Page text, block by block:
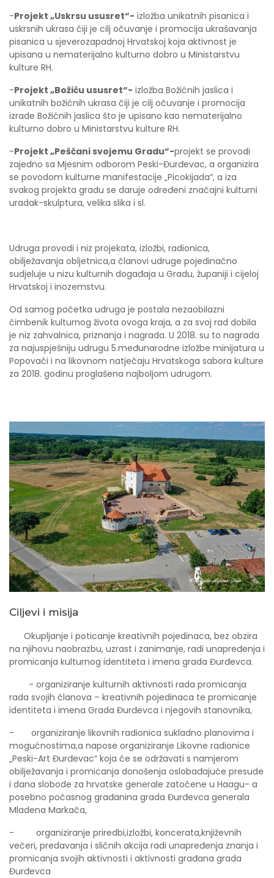
-Projekt „Uskrsu ususret“- izložba unikatnih pisanica i
uskrsnih ukrasa čiji je cilj očuvanje i promocija ukrašavanja
pisanica u sjeverozapadnoj Hrvatskoj koja aktivnost je
upisana u nematerijalno kulturno dobro u Ministarstvu
kulture RH.
-Projekt „Božiću ususret“- izložba Božićnih jaslica i
unikatnih božićnih ukrasa čiji je cilj očuvanje i promocija
izrade Božićnih jaslica što je upisano kao nematerijalno
kulturno dobro u Ministarstvu kulture RH.
-Projekt „Peščani svojemu Gradu“-projekt se provodi
zajedno sa Mjesnim odborom Peski-Đurđevac, a organizira
se povodom kulturne manifestacije „Picokijada“, a iza
svakog projekta gradu se daruje određeni značajni kulturni
uradak-skulptura, velika slika i sl.
Udruga provodi i niz projekata, izložbi, radionica,
obilježavanja obljetnica,a članovi udruge pojedinačno
sudjeluje u nizu kulturnih događaja u Gradu, županiji i cijeloj
Hrvatskoj i inozemstvu.
Od samog početka udruga je postala nezaobilazni
čimbenik kulturnog života ovoga kraja, a za svoj rad dobila
je niz zahvalnica, priznanja i nagrada. U 2018. su to nagrada
za najuspješniju udrugu 5.međunarodne izložbe minijatura u
Popovači i na likovnom natječaju Hrvatskoga sabora kulture
za 2018. godinu proglašena najboljom udrugom.
Ciljevi i misija
Okupljanje i poticanje kreativnih pojedinaca, bez obzira
na njihovu naobrazbu, uzrast i zanimanje, radi unapređenja i
promicanja kulturnog identiteta i imena grada Đurđevca.
- organiziranje kulturnih aktivnosti rada promicanja
rada svojih članova – kreativnih pojedinaca te promicanje
identiteta i imena Grada Đurđevca i njegovih stanovnika,
- organiziranje likovnih radionica sukladno planovima i
mogućnostima,a napose organiziranje Likovne radionice
„Peski-Art Đurđevac“ koja će se održavati s namjerom
obilježavanja i promicanja donošenja oslobađajuće presude
i dana slobode za hrvatske generale zatočene u Haagu- a
posebno počasnog građanina grada Đurđevca generala
Mladena Markača,
- organiziranje priredbi,izložbi, koncerata,književnih
večeri, predavanja i sličnih akcija radi unapređenja znanja i
promicanja svojih aktivnosti i aktivnosti građana grada
Đurđevca